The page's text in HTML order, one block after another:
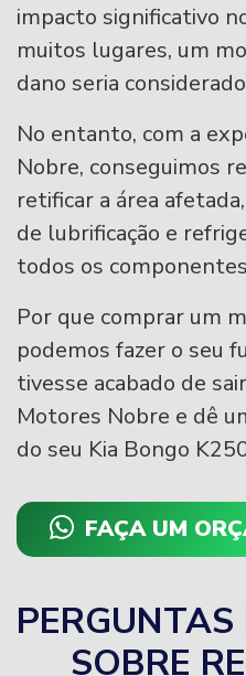
impacto significativo
muitos lugares, um
dano seria
No entanto, com a
Nobre, conseguimos
retificar a área
de lubrificação e
todos os
Por que comprar um
podemos fazer o seu
tivesse acabado de
Motores Nobre e dê
do seu Kia Bongo
FAÇA UM
SOBRE